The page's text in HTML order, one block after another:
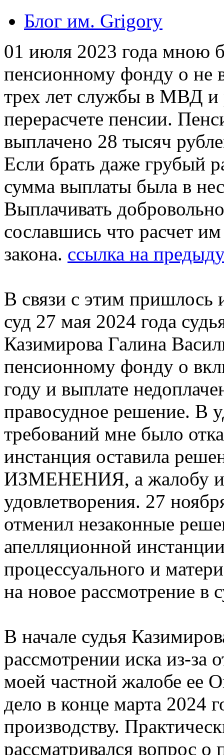
Блог им. Grigory
01 июля 2023 года мною
пенсионному фонду о не
трех лет службы в МВД и
перерасчете пенсии.
выплачено 28 тысяч
Если брать даже грубый
сумма выплаты была в
Выплачивать
сославшись что расчет
закона. ссылка на
В связи с этим пришлось
суд 27 мая 2024 года
Казимирова Галина
пенсионному фонду о
году и выплате
правосудное решение. В
требований мне было
инстанция оставила
ИЗМЕНЕНИЯ, а жалобу
удовлетворения. 27
отменил незаконные
апелляционной
процессуального и
на новое рассмотрение в
В начале судья
рассмотрении иска из-
моей частной жалобе ее
дело в конце марта 2024
производству.
рассматривался вопрос о